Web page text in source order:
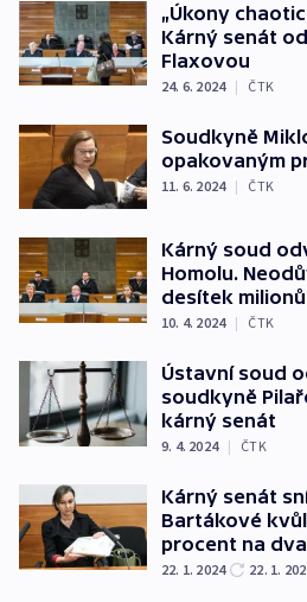
„Úkony
Kárný senát
Flaxovou
24. 6. 2024 | ČTK
Soudkyně
opakovaným
11. 6. 2024 | ČTK
Kárný soud
Homolu.
desítek
10. 4. 2024 | ČTK
Ústavní soud
soudkyně
kárný senát
9. 4. 2024 | ČTK
Kárný senát
Bartákové
procent na
22. 1. 2024 22. 1.